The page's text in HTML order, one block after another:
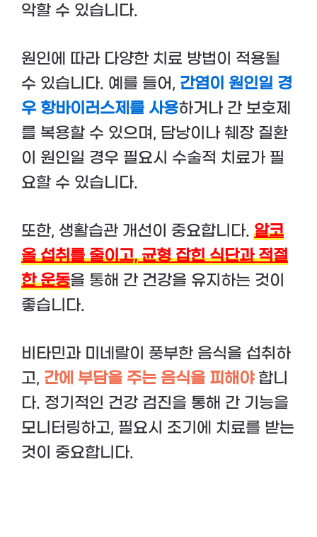
악할 수 있습니다.
원인에 따라 다양한 치료 방법이 적용될
수 있습니다. 예를 들어, 간염이 원인일 경
우 항바이러스제를 사용하거나 간 보호제
를 복용할 수 있으며, 담낭이나 췌장 질환
이 원인일 경우 필요시 수술적 치료가 필
요할 수 있습니다.
또한, 생활습관 개선이 중요합니다. 알코
올 섭취를 줄이고, 균형 잡힌 식단과 적절
한 운동을 통해 간 건강을 유지하는 것이
좋습니다.
비타민과 미네랄이 풍부한 음식을 섭취하
고, 간에 부담을 주는 음식을 피해야합니
다. 정기적인 건강 검진을 통해 간 기능을
모니터링하고, 필요시 조기에 치료를 받는
것이 중요합니다.